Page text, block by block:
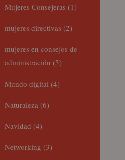
Mujeres Consejeras (1)
mujeres directivas (2)
mujeres en consejos de
administración (5)
Mundo digital (4)
Naturaleza (6)
Navidad (4)
Networking (3)